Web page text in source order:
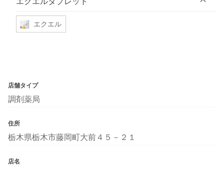
エクエル
店舗タイプ
調剤薬局
住所
栃木県栃木市藤岡町大前４５－２１
店名